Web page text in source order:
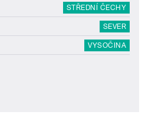
STŘEDNÍ ČECHY
SEVER
VYSOČINA